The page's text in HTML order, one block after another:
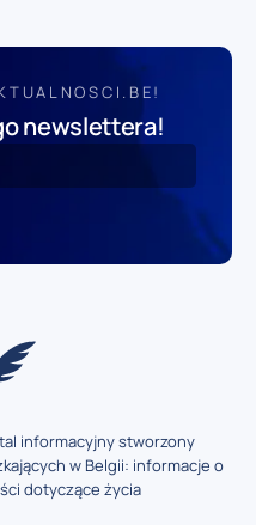
newslettera!
informacyjny stworzony
w Belgii: informacje o
dotyczące życia